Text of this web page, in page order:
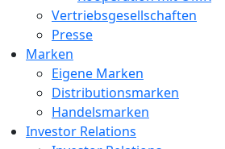
Vertriebsgesellschaften
Presse
Marken
Eigene Marken
Distributionsmarken
Handelsmarken
Investor Relations